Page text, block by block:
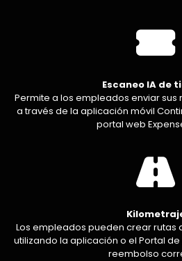
Escaneo IA de
Permite a los empleados enviar sus
a través de la aplicación móvil
portal web
Los empleados pueden crear rutas
utilizando la aplicación o el Portal
reembolso